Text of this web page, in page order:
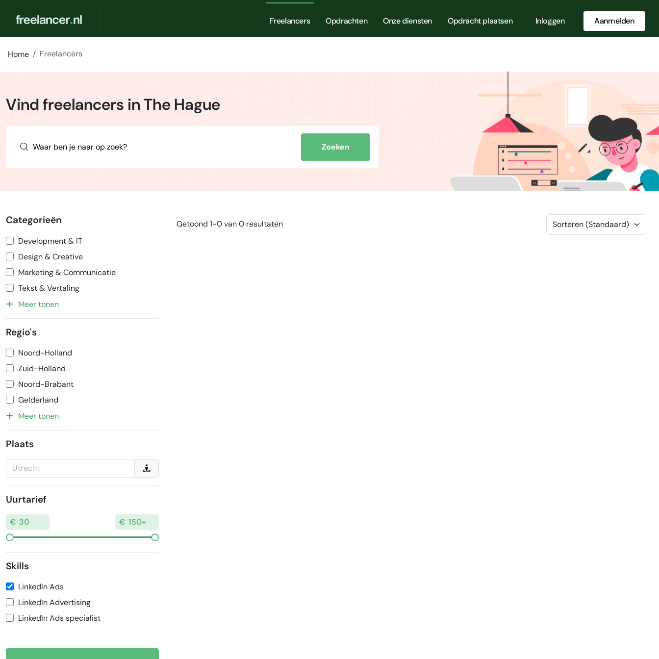
Freelancers Opdrachten Onze diensten Opdracht plaatsen Inloggen Aanmelden
Home Freelancers
Vind freelancers in The Hague
Zoeken
Categorieën
Development & IT
Design & Creative
Marketing & Communicatie
Tekst & Vertaling
Meer tonen
Regio's
Noord-Holland
Zuid-Holland
Noord-Brabant
Gelderland
Meer tonen
Plaats
Uurtarief
Skills
LinkedIn Ads
LinkedIn Advertising
LinkedIn Ads specialist
Getoond 1-0 van 0 resultaten